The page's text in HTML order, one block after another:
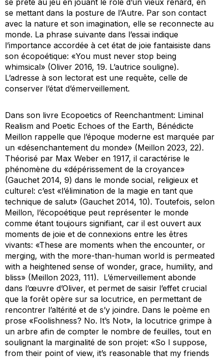
se prête au jeu en jouant le rôle d’un vieux renard, en
se mettant dans la posture de l’Autre. Par son contact
avec la nature et son imagination, elle se reconnecte au
monde. La phrase suivante dans l’essai indique
l’importance accordée à cet état de joie fantaisiste dans
son écopoétique: «You must never stop being
whimsical» (Oliver 2016, 19. L’autrice souligne).
L’adresse à son lectorat est une requête, celle de
conserver l’état d’émerveillement.
Dans son livre Ecopoetics of Reenchantment: Liminal
Realism and Poetic Echoes of the Earth, Bénédicte
Meillon rappelle que l’époque moderne est marquée par
un «désenchantement du monde» (Meillon 2023, 22).
Théorisé par Max Weber en 1917, il caractérise le
phénomène du «dépérissement de la croyance»
(Gauchet 2014, 9) dans le monde social, religieux et
culturel: c’est «l’élimination de la magie en tant que
technique de salut» (Gauchet 2014, 10). Toutefois, selon
Meillon, l’écopoétique peut représenter le monde
comme étant toujours signifiant, car il est ouvert aux
moments de joie et de connexions entre les êtres
vivants: «These are moments when the encounter, or
merging, with the more-than-human world is permeated
with a heightened sense of wonder, grace, humility, and
bliss» (Meillon 2023, 111). L’émerveillement abonde
dans l’œuvre d’Oliver, et permet de saisir l’effet crucial
que la forêt opère sur sa locutrice, en permettant de
rencontrer l’altérité et de s’y joindre. Dans le poème en
prose «Foolishness? No. It’s Not», la locutrice grimpe à
un arbre afin de compter le nombre de feuilles, tout en
soulignant la marginalité de son projet: «So I suppose,
from their point of view, it’s reasonable that my friends